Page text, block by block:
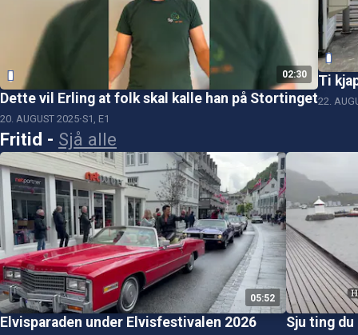
02:30
Dette vil Erling at folk skal kalle han på Stortinget
20. AUGUST 2025 S1, E1
Ti
22.
Fritid - Sjå alle
05:52
Elvisparaden under Elvisfestivalen 2026 Sju ting du